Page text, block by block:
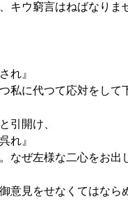
キウ窮言はねばなりま
れ』
私に代つて応対をして
引開け、
れ』
なぜ左様な二心をお出
意見をせなくてはなら